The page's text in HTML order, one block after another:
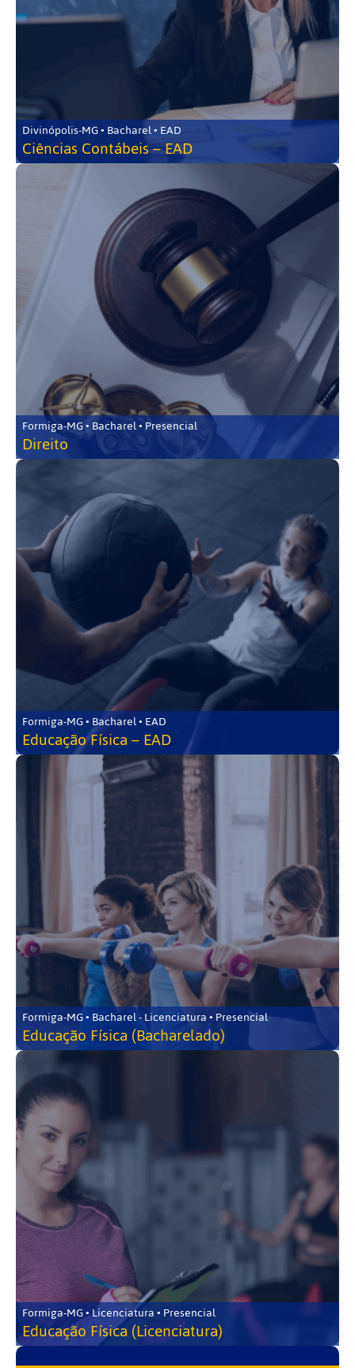
Divinópolis-MG • Bacharel • EAD
Ciências Contábeis – EAD
Formiga-MG • Bacharel • Presencial
Direito
Formiga-MG • Bacharel • EAD
Educação Física – EAD
Formiga-MG • Bacharel - Licenciatura • Presencial
Educação Física (Bacharelado)
Formiga-MG • Licenciatura • Presencial
Educação Física (Licenciatura)